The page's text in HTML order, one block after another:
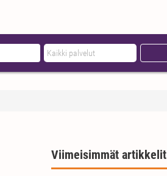
Viimeisimmät artikkelit